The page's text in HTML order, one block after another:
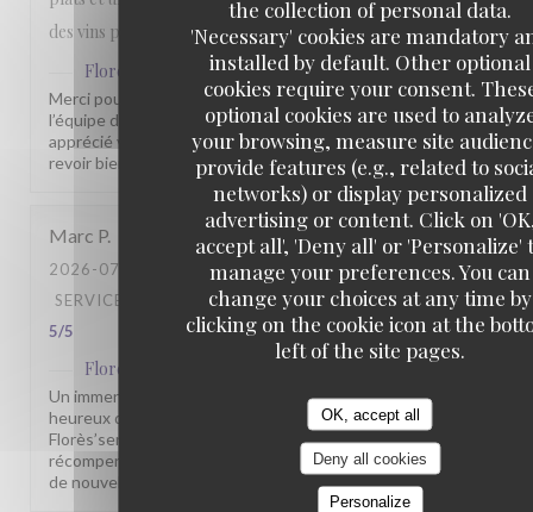
the collection of personal data.
'Necessary' cookies are mandatory
installed by default. Other optional
cookies require your consent.
optional cookies are used to
your browsing, measure site
provide features (e.g., related to
networks) or display personalized
advertising or content. Click on
accept all', 'Deny all' or 'Personalize'
manage your preferences. You can
change your choices at any time by
clicking on the cookie icon at the
left of the site pages.
OK, accept all
Deny all cookies
Personalize
des vins plus qu'honorable.
Flores'sens
has replied to this review
Merci pour votre commentaire sympathique. Toute
l’équipe du Florès’sens est heureuse que vous ayez
apprécié votre passage chez nous. Nous espérons vous
revoir bientôt pour vous faire découvrir d’autres saveurs.
Marc P
2026-07-31
- 19:30 - GUESTS 6
SERVICE
AMBIANCE: 4 /5 FOOD: 5/5 VALUE:
5/5
Flores'sens
Un immense merci pour vos 5 étoiles ! Nous sommes très
heureux que vous ayez apprécié votre passage au
Florès’sens. Vos encouragements sont une belle
récompense pour toute notre équipe. À très bientôt pour
de nouvelles découvertes gustatives.